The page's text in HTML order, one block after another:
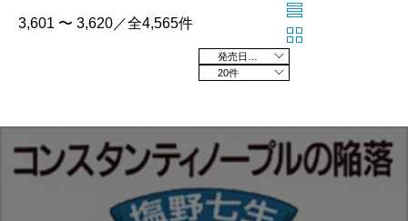
3,601 〜 3,620／全4,565件
20件